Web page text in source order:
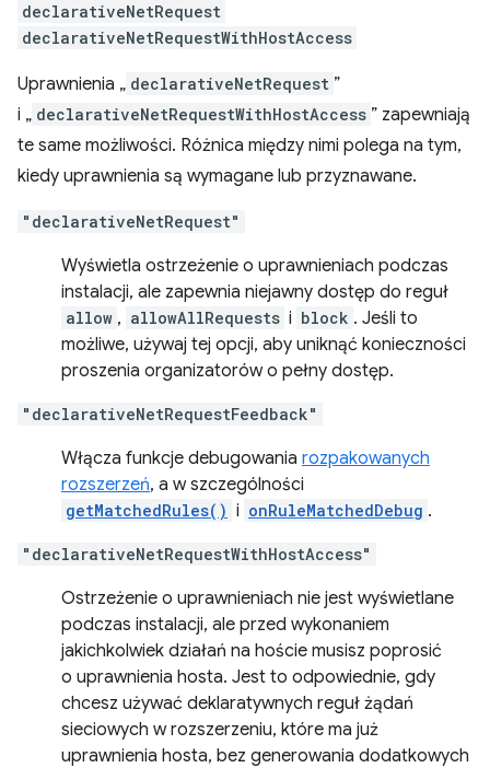
declarativeNetRequest
declarativeNetRequestWithHostAccess
Uprawnienia „ declarativeNetRequest ”
i „ declarativeNetRequestWithHostAccess ” zapewniają
te same możliwości. Różnica między nimi polega na tym,
kiedy uprawnienia są wymagane lub przyznawane.
"declarativeNetRequest"
Wyświetla ostrzeżenie o uprawnieniach podczas
instalacji, ale zapewnia niejawny dostęp do reguł
allow , allowAllRequests i block . Jeśli to
możliwe, używaj tej opcji, aby uniknąć konieczności
proszenia organizatorów o pełny dostęp.
"declarativeNetRequestFeedback"
Włącza funkcje debugowania rozpakowanych
rozszerzeń, a w szczególności
getMatchedRules() i onRuleMatchedDebug .
"declarativeNetRequestWithHostAccess"
Ostrzeżenie o uprawnieniach nie jest wyświetlane
podczas instalacji, ale przed wykonaniem
jakichkolwiek działań na hoście musisz poprosić
o uprawnienia hosta. Jest to odpowiednie, gdy
chcesz używać deklaratywnych reguł żądań
sieciowych w rozszerzeniu, które ma już
uprawnienia hosta, bez generowania dodatkowych